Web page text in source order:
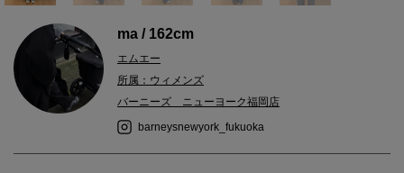
ma / 162cm
エムエー
所属：ウィメンズ
バーニーズ ニューヨーク福岡店
barneysnewyork_fukuoka